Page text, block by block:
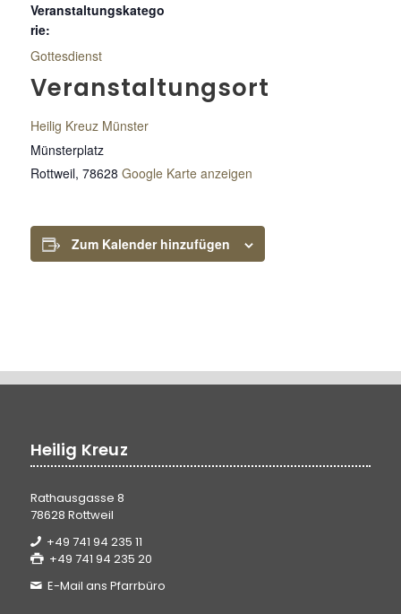
Veranstaltungskatego
rie:
Gottesdienst
Veranstaltungsort
Heilig Kreuz Münster
Münsterplatz
Rottweil, 78628 Google Karte anzeigen
Zum Kalender hinzufügen
Heilig Kreuz
Rathausgasse 8
78628 Rottweil
+49 741 94 235 11
+49 741 94 235 20
E-Mail ans Pfarrbüro